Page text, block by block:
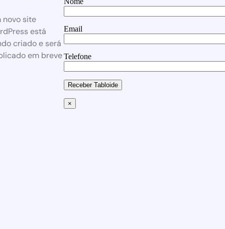
novo site
está
criado e será
em breve
Email
Telefone
Receber Tabloide
×